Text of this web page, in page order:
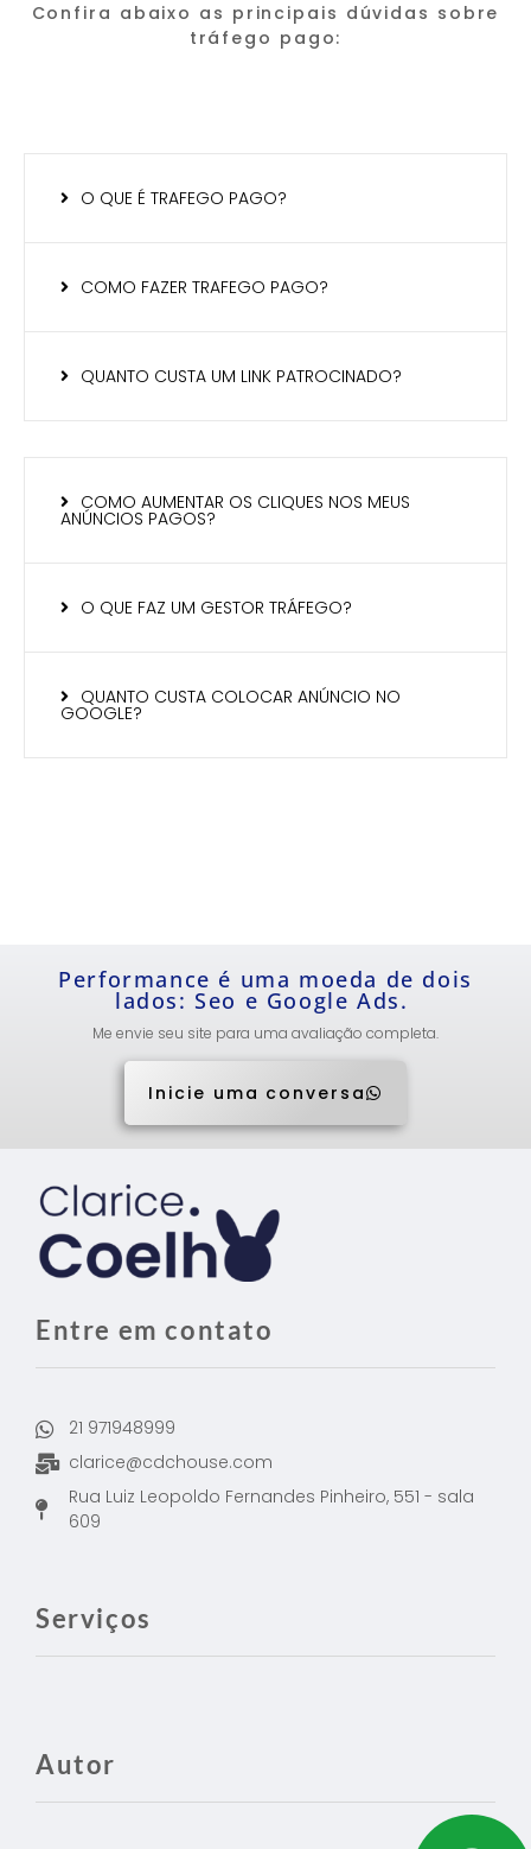
Confira abaixo as principais dúvidas sobre
tráfego pago:
O QUE É TRAFEGO PAGO?
COMO FAZER TRAFEGO PAGO?
QUANTO CUSTA UM LINK PATROCINADO?
COMO AUMENTAR OS CLIQUES NOS MEUS
ANÚNCIOS PAGOS?
O QUE FAZ UM GESTOR TRÁFEGO?
QUANTO CUSTA COLOCAR ANÚNCIO NO
GOOGLE?
Performance é uma moeda de dois
lados: Seo e Google Ads.
Me envie seu site para uma avaliação completa.
Inicie uma conversa
Entre em contato
21 971948999
clarice@cdchouse.com
Rua Luiz Leopoldo Fernandes Pinheiro, 551 - sala
609
Serviços
Autor